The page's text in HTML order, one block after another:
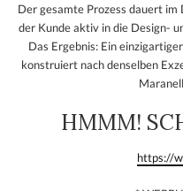
Der gesamte Prozess dauert
der Kunde aktiv in die Design-
Das Ergebnis: Ein
konstruiert nach denselben
HMMM!
https://